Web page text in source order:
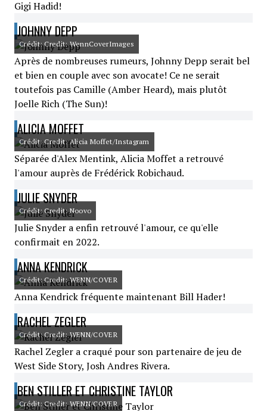
Gigi Hadid!
JOHNNY DEPP
Crédit: Credit: WennCoverImages
Après de nombreuses rumeurs, Johnny Depp serait bel
et bien en couple avec son avocate! Ce ne serait
toutefois pas Camille (Amber Heard), mais plutôt
Joelle Rich (The Sun)!
ALICIA MOFFET
Crédit: Credit: Alicia Moffet/Instagram
Séparée d'Alex Mentink, Alicia Moffet a retrouvé
l'amour auprès de Frédérick Robichaud.
JULIE SNYDER
Crédit: Credit: Noovo
Julie Snyder a enfin retrouvé l'amour, ce qu'elle
confirmait en 2022.
ANNA KENDRICK
Crédit: Credit: WENN/COVER
Anna Kendrick fréquente maintenant Bill Hader!
RACHEL ZEGLER
Crédit: Credit: WENN/COVER
Rachel Zegler a craqué pour son partenaire de jeu de
West Side Story, Josh Andres Rivera.
BEN STILLER ET CHRISTINE TAYLOR
Crédit: Credit: WENN/COVER